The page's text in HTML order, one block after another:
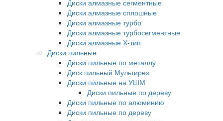
Диски алмазные сегментные
Диски алмазные сплошные
Диски алмазные турбо
Диски алмазные турбосегментные
Диски алмазные Х-тип
Диски пильные
Диски пильные по металлу
Диск пильный Мультирез
Диски пильные на УШМ
Диски пильные по дереву
Диски пильные по алюминию
Диски пильные по дереву